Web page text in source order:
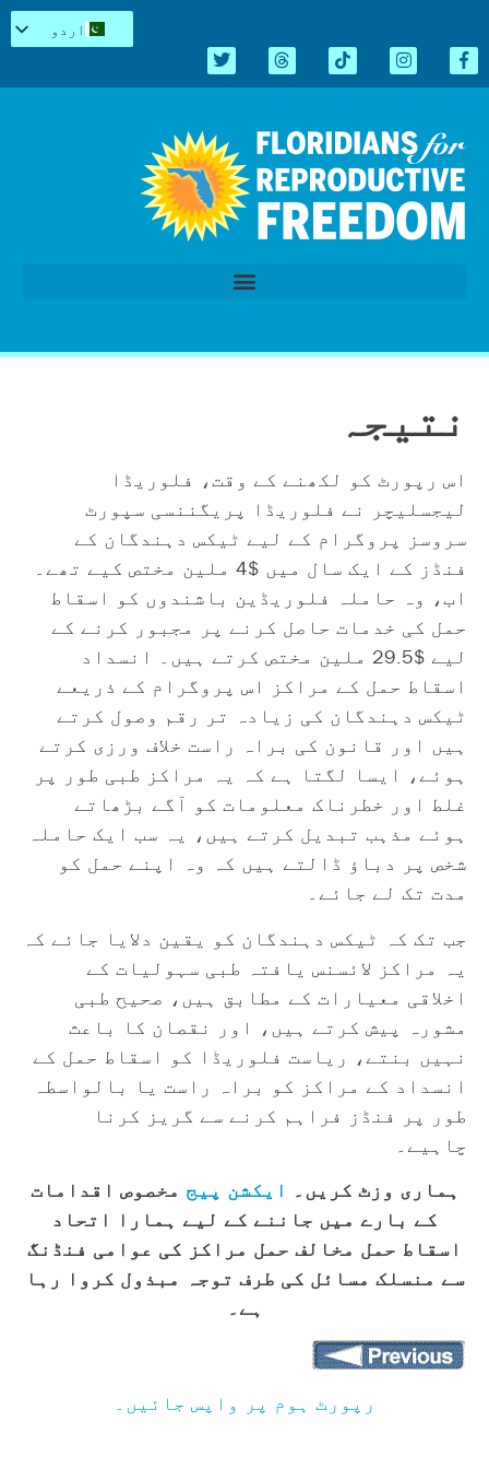
اردو
Español
نتیجہ
اس رپورٹ کو لکھنے کے وقت، فلوریڈا
لیجسلیچر نے فلوریڈا پریگننسی سپورٹ
سروسز پروگرام کے لیے ٹیکس دہندگان کے
فنڈز کے ایک سال میں $4 ملین مختص کیے تھے۔
اب، وہ حاملہ فلوریڈین باشندوں کو اسقاط
حمل کی خدمات حاصل کرنے پر مجبور کرنے کے
لیے $29.5 ملین مختص کرتے ہیں۔ انسداد
اسقاط حمل کے مراکز اس پروگرام کے ذریعے
ٹیکس دہندگان کی زیادہ تر رقم وصول کرتے
ہیں اور قانون کی براہ راست خلاف ورزی کرتے
ہوئے، ایسا لگتا ہے کہ یہ مراکز طبی طور پر
غلط اور خطرناک معلومات کو آگے بڑھاتے
ہوئے مذہب تبدیل کرتے ہیں، یہ سب ایک حاملہ
شخص پر دباؤ ڈالتے ہیں کہ وہ اپنے حمل کو
مدت تک لے جائے۔
جب تک کہ ٹیکس دہندگان کو یقین دلایا جائے کہ
یہ مراکز لائسنس یافتہ طبی سہولیات کے
اخلاقی معیارات کے مطابق ہیں، صحیح طبی
مشورہ پیش کرتے ہیں، اور نقصان کا باعث
نہیں بنتے، ریاست فلوریڈا کو اسقاط حمل کے
انسداد کے مراکز کو براہ راست یا بالواسطہ
طور پر فنڈز فراہم کرنے سے گریز کرنا
چاہیے۔
ہماری وزٹ کریں۔ ایکشن پیج مخصوص اقدامات
کے بارے میں جاننے کے لیے ہمارا اتحاد
اسقاط حمل مخالف حمل مراکز کی عوامی فنڈنگ
سے منسلک مسائل کی طرف توجہ مبذول کروا رہا
ہے۔
رپورٹ ہوم پر واپس جائیں۔